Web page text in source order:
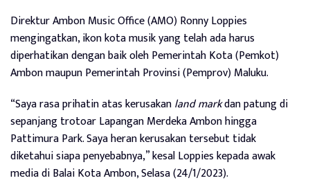
Direktur Ambon Music Office (AMO) Ronny Loppies
mengingatkan, ikon kota musik yang telah ada harus
diperhatikan dengan baik oleh Pemerintah Kota (Pemkot)
Ambon maupun Pemerintah Provinsi (Pemprov) Maluku.
“Saya rasa prihatin atas kerusakanlandmarkdan patung di
sepanjang trotoar Lapangan Merdeka Ambon hingga
Pattimura Park. Saya heran kerusakan tersebut tidak
diketahui siapa penyebabnya,” kesal Loppies kepada awak
media di Balai Kota Ambon, Selasa (24/1/2023).